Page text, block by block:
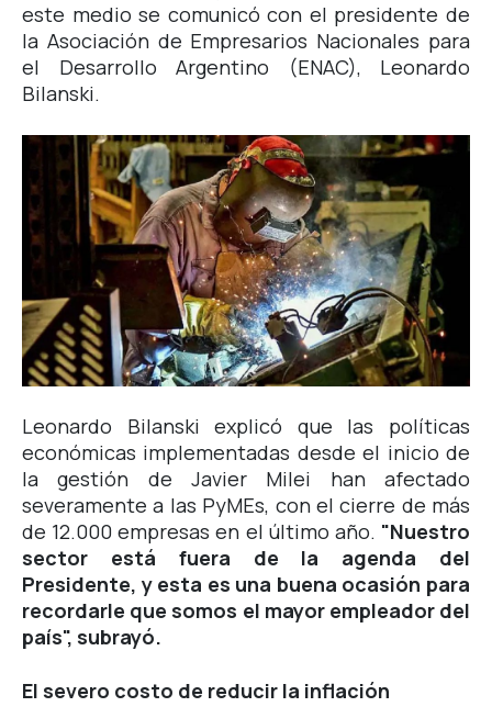
este medio se comunicó con el presidente de
la Asociación de Empresarios Nacionales para
el Desarrollo Argentino (ENAC), Leonardo
Bilanski.
Leonardo Bilanski explicó que las políticas
económicas implementadas desde el inicio de
la gestión de Javier Milei han afectado
severamente a las PyMEs, con el cierre de más
de 12.000 empresas en el último año. "Nuestro
sector está fuera de la agenda del
Presidente, y esta es una buena ocasión para
recordarle que somos el mayor empleador del
país", subrayó.
El severo costo de reducir la inflación